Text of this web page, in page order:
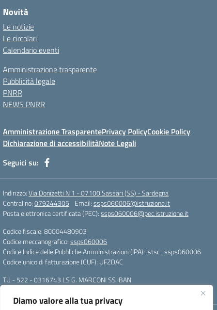
Diamo valore alla tua privacy
Novità
Le notizie
Le circolari
Calendario eventi
Amministrazione trasparente
Pubblicità legale
PNRR
NEWS PNRR
Amministrazione TrasparentePrivacy PolicyCookie Policy
Dichiarazione di accessibilitàNote Legali
Seguici su:
Indirizzo:Via Donizetti N 1 - 07100 Sassari (SS) - Sardegna
Centralino:079244305 Email:ssps060006@istruzione.it
Posta elettronica certificata (PEC):ssps060006@pec.istruzione.it
Codice fiscale: 80004480903
Codice meccanografico:ssps060006
Codice Indice delle Pubbliche Amministrazioni (IPA): istsc_ssps060006
Codice unico di fatturazione (CUF): UFZDAC
TU - 522 - 0316743 LS G. MARCONI SS IBAN